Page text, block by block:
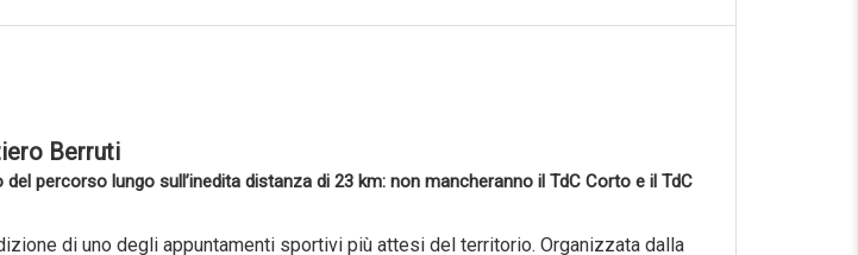
Berruti
percorso lungo sull’inedita distanza di 23 km: non mancheranno il TdC Corto e il TdC
di uno degli appuntamenti sportivi più attesi del territorio. Organizzata dalla